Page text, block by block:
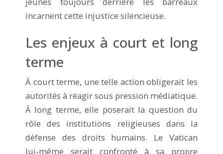
incarnent cette injustice silencieuse.
Les enjeux à court et long
terme
À court terme, une telle action obligerait les
autorités à réagir sous pression médiatique.
À long terme, elle poserait la question du
rôle des institutions religieuses dans la
défense des droits humains. Le Vatican
lui‑même serait confronté à sa propre